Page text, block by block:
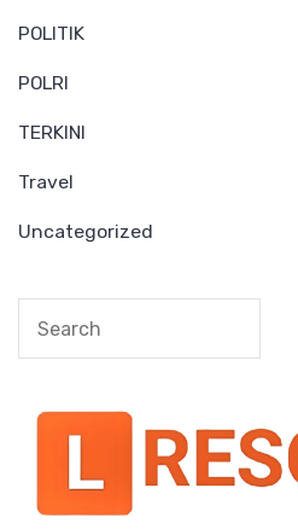
POLITIK
POLRI
TERKINI
Travel
Uncategorized